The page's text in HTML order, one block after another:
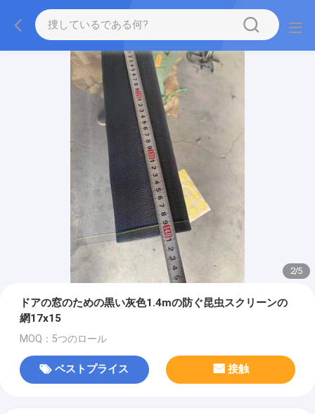
2/5
ドアの窓のための黒い灰色1.4mの防ぐ昆虫スクリーンの
網17x15
MOQ：5つのロール
ベストプライス 接触